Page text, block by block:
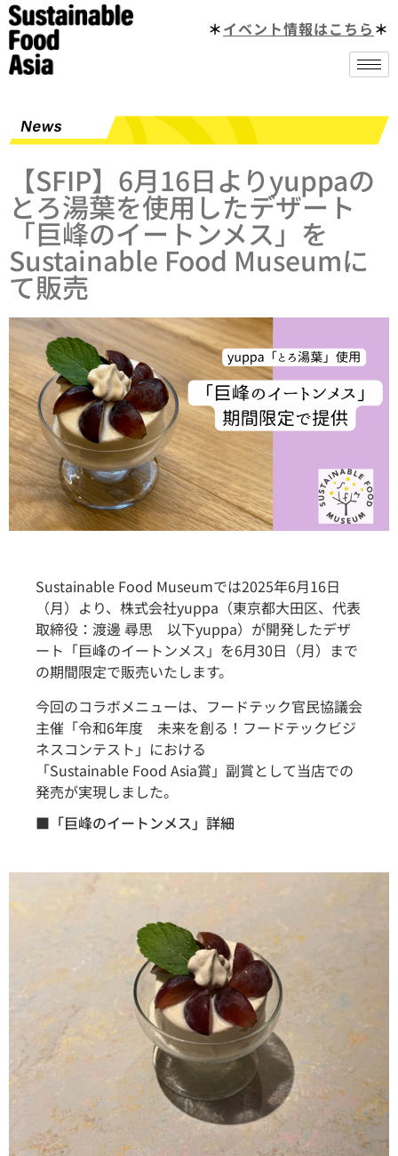
＊イベント情報はこちら ＊
【SFIP】6月16日よりyuppaの
とろ湯葉を使用したデザート
「巨峰のイートンメス」を
Sustainable Food Museumに
て販売
Sustainable Food Museumでは2025年6月16日
（月）より、株式会社yuppa（東京都大田区、代表
取締役：渡邊 尋思 以下yuppa）が開発したデザ
ート「巨峰のイートンメス」を6月30日（月）まで
の期間限定で販売いたします。
今回のコラボメニューは、フードテック官民協議会
主催「令和6年度 未来を創る！フードテックビジ
ネスコンテスト」における
「Sustainable Food Asia賞」副賞として当店での
発売が実現しました。
■「巨峰のイートンメス」詳細